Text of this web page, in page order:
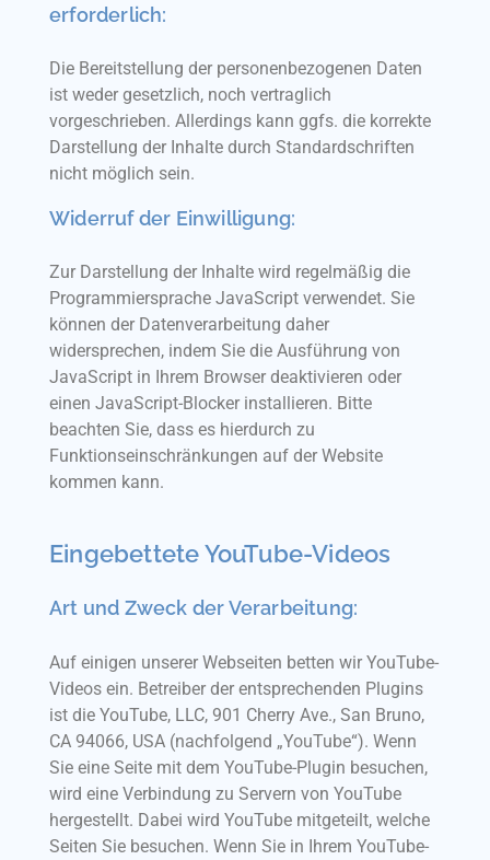
erforderlich:
Die Bereitstellung der personenbezogenen Daten
ist weder gesetzlich, noch vertraglich
vorgeschrieben. Allerdings kann ggfs. die korrekte
Darstellung der Inhalte durch Standardschriften
nicht möglich sein.
Widerruf der Einwilligung:
Zur Darstellung der Inhalte wird regelmäßig die
Programmiersprache JavaScript verwendet. Sie
können der Datenverarbeitung daher
widersprechen, indem Sie die Ausführung von
JavaScript in Ihrem Browser deaktivieren oder
einen JavaScript-Blocker installieren. Bitte
beachten Sie, dass es hierdurch zu
Funktionseinschränkungen auf der Website
kommen kann.
Eingebettete YouTube-Videos
Art und Zweck der Verarbeitung:
Auf einigen unserer Webseiten betten wir YouTube-
Videos ein. Betreiber der entsprechenden Plugins
ist die YouTube, LLC, 901 Cherry Ave., San Bruno,
CA 94066, USA (nachfolgend „YouTube“). Wenn
Sie eine Seite mit dem YouTube-Plugin besuchen,
wird eine Verbindung zu Servern von YouTube
hergestellt. Dabei wird YouTube mitgeteilt, welche
Seiten Sie besuchen. Wenn Sie in Ihrem YouTube-